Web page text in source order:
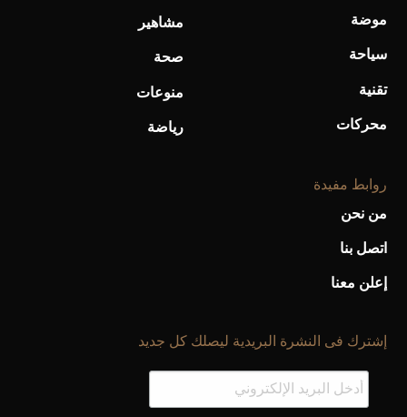
موضة
سياحة
تقنية
محركات
مشاهير
صحة
منوعات
رياضة
روابط مفيدة
من نحن
اتصل بنا
إعلن معنا
إشترك فى النشرة البريدية ليصلك كل جديد